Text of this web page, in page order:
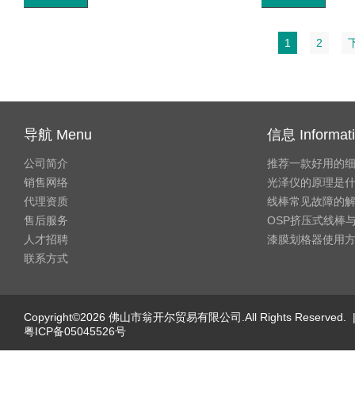
1 2
导航 Menu
公司简介
销售网络
代理资质
售后服务
人才招聘
联系方式
信息
推荐一款好用的
光泽仪的原理是
线棒常见故障的
OSP挤压式线棒
漆膜划格器使用
Copyright©2026 佛山市翁开尔贸易有限公司.All Rights Reserved. |
粤ICP备05045526号